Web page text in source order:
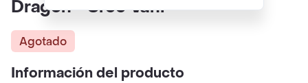
Dragón - Sree Vani
Agotado
Información del producto